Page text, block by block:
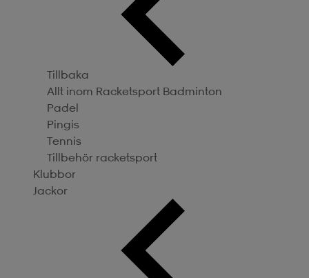
Tillbaka
Allt inom Racketsport Badminton
Padel
Pingis
Tennis
Tillbehör racketsport
Klubbor
Jackor